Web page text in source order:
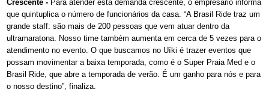
Crescente - Para atender esta demanda crescente, o empresário informa
que quintuplica o número de funcionários da casa. “A Brasil Ride traz um
grande staff: são mais de 200 pessoas que vem atuar dentro da
ultramaratona. Nosso time também aumenta em cerca de 5 vezes para o
atendimento no evento. O que buscamos no Uíki é trazer eventos que
possam movimentar a baixa temporada, como é o Super Praia Med e o
Brasil Ride, que abre a temporada de verão. É um ganho para nós e para
o nosso destino”, finaliza.